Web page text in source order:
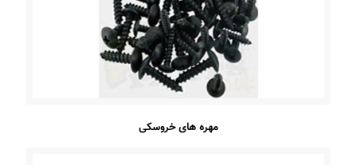
مهره های خروسکی